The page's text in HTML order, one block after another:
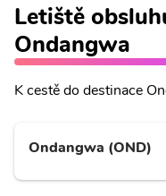
Letiště
Ondangwa
K cestě do destinace
Ondangwa (OND)